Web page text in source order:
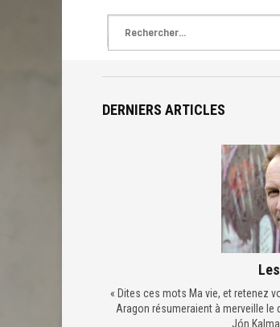
DERNIERS ARTICLES
« Dites ces mots Ma vie, et retenez
Aragon résumeraient à merveille
Jón